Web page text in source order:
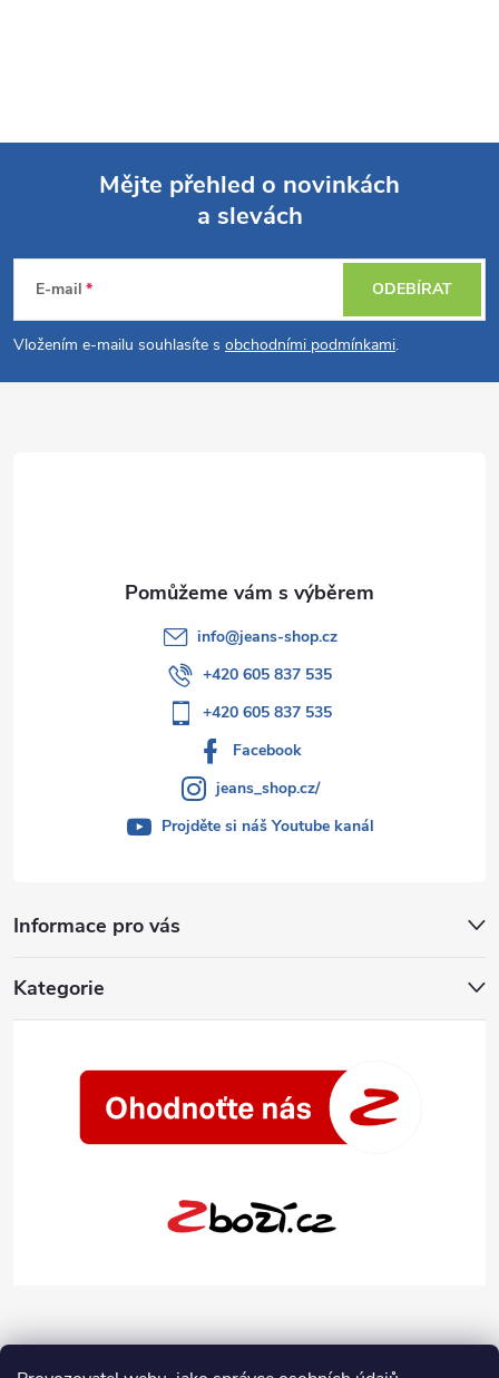
p
a
Mějte přehled o novinkách
a slevách
E-mail
Vložením e-mailu souhlasíte s obchodními podmínkami.
ODEBÍRAT
Informace pro vás
Kategorie
info@jeans-shop.cz
+420 605 837 535
+420 605 837 535
Facebook
jeans_shop.cz/
Projděte si náš Youtube kanál